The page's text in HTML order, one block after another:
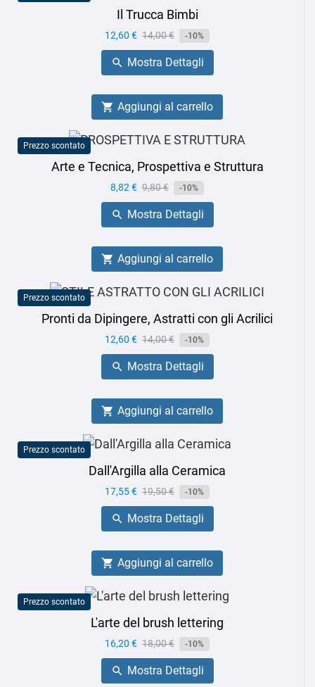
Il Trucca Bimbi
Prezzo
12,60 € Prezzo
base
14,00 € -10%
 Mostra Dettagli
 Aggiungi al carrello
Prezzo scontato
Arte e Tecnica, Prospettiva e Struttura
Prezzo
8,82 € Prezzo
base
9,80 € -10%
 Mostra Dettagli
 Aggiungi al carrello
Prezzo scontato
Pronti da Dipingere, Astratti con gli Acrilici
Prezzo
12,60 € Prezzo
base
14,00 € -10%
 Mostra Dettagli
 Aggiungi al carrello
Prezzo scontato
Dall'Argilla alla Ceramica
Prezzo
17,55 € Prezzo
base
19,50 € -10%
 Mostra Dettagli
 Aggiungi al carrello
Prezzo scontato
L'arte del brush lettering
Prezzo
16,20 € Prezzo
base
18,00 € -10%
 Mostra Dettagli